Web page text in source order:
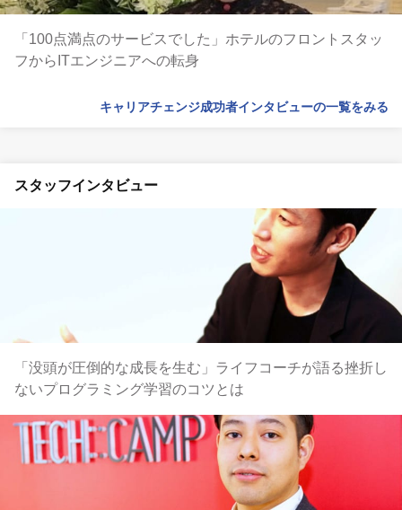
「100点満点のサービスでした」ホテルのフロントスタッ
フからITエンジニアへの転身
キャリアチェンジ成功者インタビューの一覧をみる
スタッフインタビュー
「没頭が圧倒的な成長を生む」ライフコーチが語る挫折し
ないプログラミング学習のコツとは